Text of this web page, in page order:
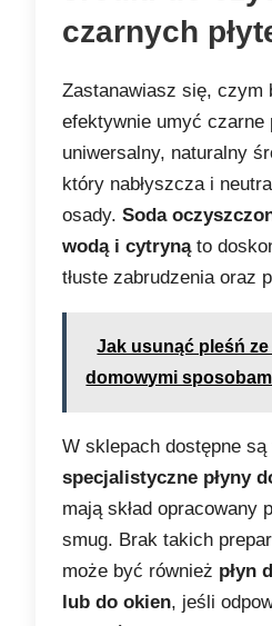
czarnych
Zastanawiasz się, czym
efektywnie umyć czarne
uniwersalny, naturalny
który nabłyszcza i
osady.Soda
wodą i cytrynąto
tłuste zabrudzenia oraz
Jak usunąć pleśń
domowymi
W sklepach dostępne są
specjalistyczne płyny
mają skład opracowany
smug. Brak takich
może być również płyn
lub do okien, jeśli